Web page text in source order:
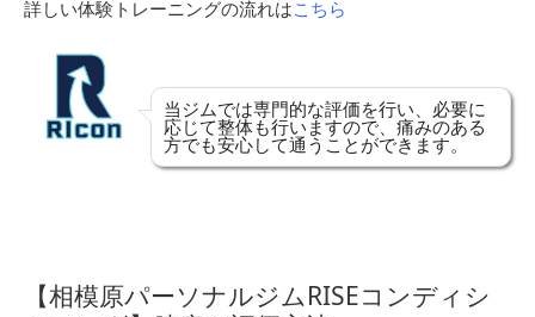
詳しい体験トレーニングの流れはこちら
当ジムでは専門的な評価を行い、必要に
応じて整体も行いますので、痛みのある
方でも安心して通うことができます。
【相模原パーソナルジムRISEコンディシ